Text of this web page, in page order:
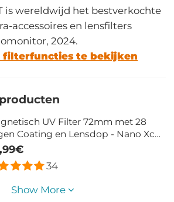
is wereldwijd het bestverkochte
accessoires en lensfilters
2024.
filterfuncties te bekijken
UV Filter 72mm met 28
Coating en Lensdop - Nano Xcel
34
Show More